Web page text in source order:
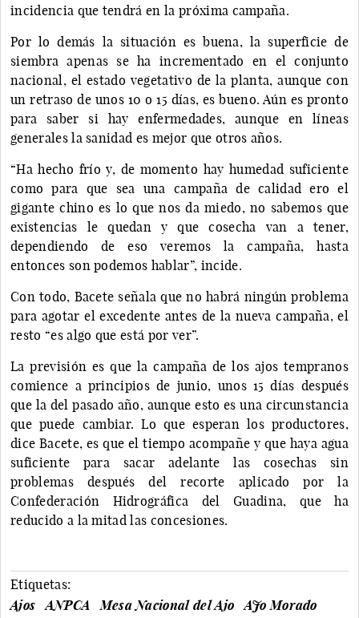
incidencia que tendrá en la próxima campaña.
Por lo demás la situación es buena, la superficie de
siembra apenas se ha incrementado en el conjunto
nacional, el estado vegetativo de la planta, aunque con
un retraso de unos 10 o 15 días, es bueno. Aún es pronto
para saber si hay enfermedades, aunque en líneas
generales la sanidad es mejor que otros años.
“Ha hecho frío y, de momento hay humedad suficiente
como para que sea una campaña de calidad ero el
gigante chino es lo que nos da miedo, no sabemos que
existencias le quedan y que cosecha van a tener,
dependiendo de eso veremos la campaña, hasta
entonces son podemos hablar”, incide.
Con todo, Bacete señala que no habrá ningún problema
para agotar el excedente antes de la nueva campaña, el
resto “es algo que está por ver”.
La previsión es que la campaña de los ajos tempranos
comience a principios de junio, unos 15 días después
que la del pasado año, aunque esto es una circunstancia
que puede cambiar. Lo que esperan los productores,
dice Bacete, es que el tiempo acompañe y que haya agua
suficiente para sacar adelante las cosechas sin
problemas después del recorte aplicado por la
Confederación Hidrográfica del Guadina, que ha
reducido a la mitad las concesiones.
Etiquetas:
Ajos
ANPCA Mesa Nacional del Ajo
AJo Morado